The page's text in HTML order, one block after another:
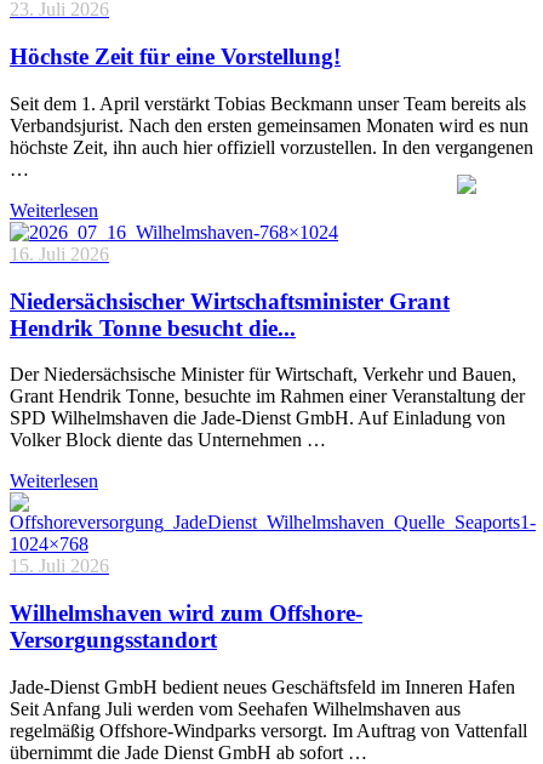
23. Juli 2026
Höchste Zeit für eine Vorstellung!
Seit dem 1. April verstärkt Tobias Beckmann unser Team bereits als
Verbandsjurist. Nach den ersten gemeinsamen Monaten wird es nun
höchste Zeit, ihn auch hier offiziell vorzustellen. In den vergangenen
…
Weiterlesen
16. Juli 2026
Niedersächsischer Wirtschaftsminister Grant
Hendrik Tonne besucht die...
Der Niedersächsische Minister für Wirtschaft, Verkehr und Bauen,
Grant Hendrik Tonne, besuchte im Rahmen einer Veranstaltung der
SPD Wilhelmshaven die Jade-Dienst GmbH. Auf Einladung von
Volker Block diente das Unternehmen …
Weiterlesen
15. Juli 2026
Wilhelmshaven wird zum Offshore-
Versorgungsstandort
Jade-Dienst GmbH bedient neues Geschäftsfeld im Inneren Hafen
Seit Anfang Juli werden vom Seehafen Wilhelmshaven aus
regelmäßig Offshore-Windparks versorgt. Im Auftrag von Vattenfall
übernimmt die Jade Dienst GmbH ab sofort …